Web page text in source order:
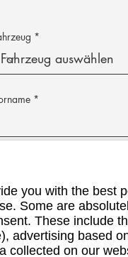
(optional)
you with the best
Some are
These include
advertising based
collected on our